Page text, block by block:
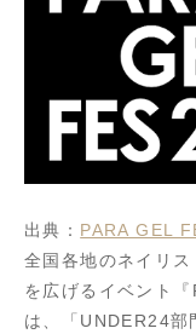
出典： PARA GEL
全国各地のネイリ
を広げるイベント
は、「UNDER24部